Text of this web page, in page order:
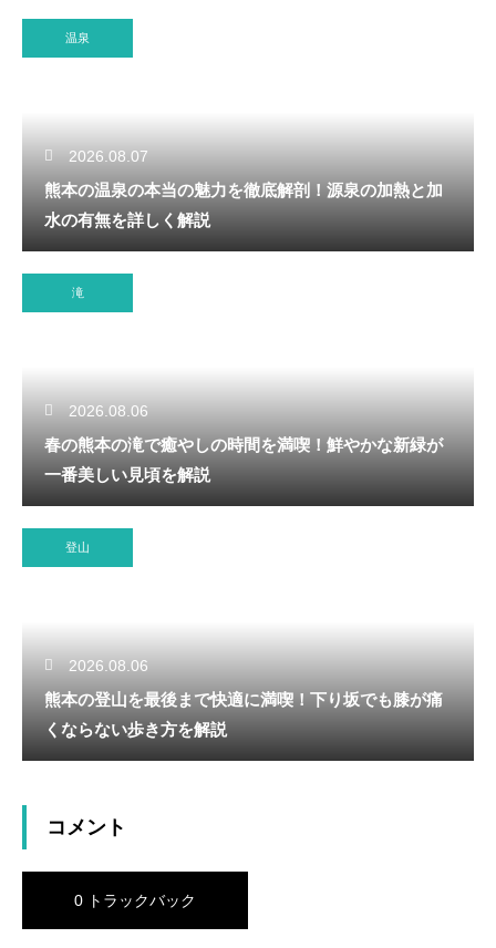
温泉
2026.08.07
熊本の温泉の本当の魅力を徹底解剖！源泉の加熱と加
水の有無を詳しく解説
滝
2026.08.06
春の熊本の滝で癒やしの時間を満喫！鮮やかな新緑が
一番美しい見頃を解説
登山
2026.08.06
熊本の登山を最後まで快適に満喫！下り坂でも膝が痛
くならない歩き方を解説
コメント
0 トラックバック